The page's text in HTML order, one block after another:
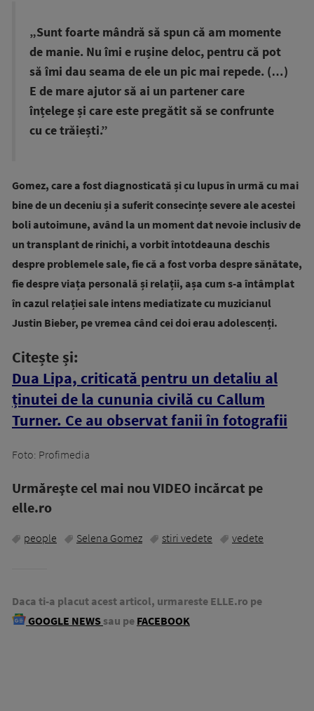
„Sunt foarte mândră să spun că am momente
de manie. Nu îmi e rușine deloc, pentru că pot
să îmi dau seama de ele un pic mai repede. (…)
E de mare ajutor să ai un partener care
înțelege și care este pregătit să se confrunte
cu ce trăiești.”
Gomez, care a fost diagnosticată și cu lupus în urmă cu mai
bine de un deceniu și a suferit consecințe severe ale acestei
boli autoimune, având la un moment dat nevoie inclusiv de
un transplant de rinichi, a vorbit întotdeauna deschis
despre problemele sale, fie că a fost vorba despre sănătate,
fie despre viața personală și relații, așa cum s-a întâmplat
în cazul relației sale intens mediatizate cu muzicianul
Justin Bieber, pe vremea când cei doi erau adolescenți.
Citește și:
Dua Lipa, criticată pentru un detaliu al
ținutei de la cununia civilă cu Callum
Turner. Ce au observat fanii în fotografii
Foto: Profimedia
Urmăreşte cel mai nou VIDEO incărcat pe
elle.ro
people Selena Gomez stiri vedete vedete
Daca ti-a placut acest articol, urmareste ELLE.ro pe
GOOGLE NEWS sau pe FACEBOOK